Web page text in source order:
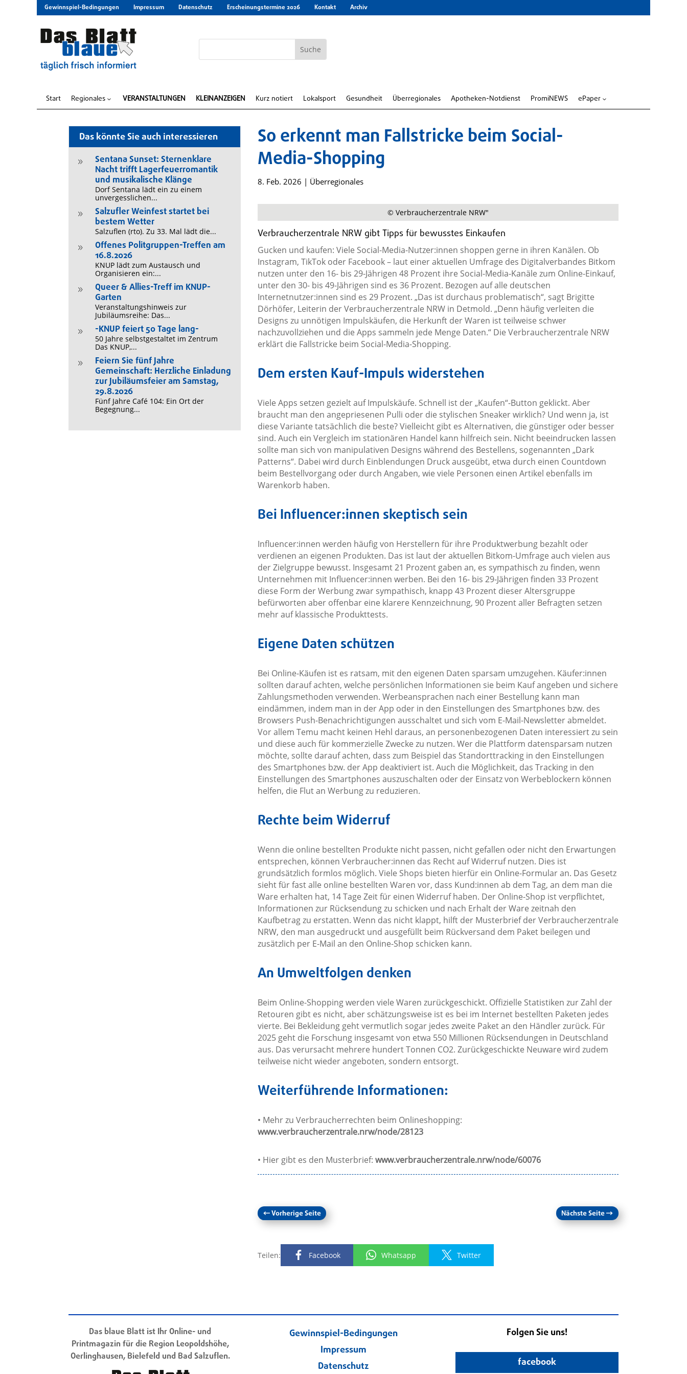
Gewinnspiel-Bedingungen Impressum Datenschutz Erscheinungstermine 2026 Kontakt Archiv
Start Regionales 3 VERANSTALTUNGEN KLEINANZEIGEN Kurz notiert Lokalsport Gesundheit Überregionales Apotheken-Notdienst PromiNEWS ePaper 3
Das könnte Sie auch interessieren
9
Sentana Sunset: Sternenklare
Nacht trifft Lagerfeuerromantik
und musikalische Klänge
Dorf Sentana lädt ein zu einem
unvergesslichen...
9
Salzufler Weinfest startet bei
bestem Wetter
Salzuflen (rto). Zu 33. Mal lädt die...
9
Offenes Politgruppen-Treffen am
16.8.2026
KNUP lädt zum Austausch und
Organisieren ein:...
9
Queer & Allies-Treff im KNUP-
Garten
Veranstaltungshinweis zur
Jubiläumsreihe: Das...
9 -KNUP feiert 50 Tage lang-
50 Jahre selbstgestaltet im Zentrum
Das KNUP,...
9
Feiern Sie fünf Jahre
Gemeinschaft: Herzliche Einladung
zur Jubiläumsfeier am Samstag,
29.8.2026
Fünf Jahre Café 104: Ein Ort der
Begegnung...
So erkennt man Fallstricke beim Social-
Media-Shopping
8. Feb. 2026 | Überregionales
© Verbraucherzentrale NRW"
Verbraucherzentrale NRW gibt Tipps für bewusstes Einkaufen
Gucken und kaufen: Viele Social-Media-Nutzer:innen shoppen gerne in ihren Kanälen. Ob
Instagram, TikTok oder Facebook – laut einer aktuellen Umfrage des Digitalverbandes Bitkom
nutzen unter den 16- bis 29-Jährigen 48 Prozent ihre Social-Media-Kanäle zum Online-Einkauf,
unter den 30- bis 49-Jährigen sind es 36 Prozent. Bezogen auf alle deutschen
Internetnutzer:innen sind es 29 Prozent. „Das ist durchaus problematisch“, sagt Brigitte
Dörhöfer, Leiterin der Verbraucherzentrale NRW in Detmold. „Denn häufig verleiten die
Designs zu unnötigen Impulskäufen, die Herkunft der Waren ist teilweise schwer
nachzuvollziehen und die Apps sammeln jede Menge Daten.“ Die Verbraucherzentrale NRW
erklärt die Fallstricke beim Social-Media-Shopping.
Dem ersten Kauf-Impuls widerstehen
Viele Apps setzen gezielt auf Impulskäufe. Schnell ist der „Kaufen“-Button geklickt. Aber
braucht man den angepriesenen Pulli oder die stylischen Sneaker wirklich? Und wenn ja, ist
diese Variante tatsächlich die beste? Vielleicht gibt es Alternativen, die günstiger oder besser
sind. Auch ein Vergleich im stationären Handel kann hilfreich sein. Nicht beeindrucken lassen
sollte man sich von manipulativen Designs während des Bestellens, sogenannten „Dark
Patterns“. Dabei wird durch Einblendungen Druck ausgeübt, etwa durch einen Countdown
beim Bestellvorgang oder durch Angaben, wie viele Personen einen Artikel ebenfalls im
Warenkorb haben.
Bei Influencer:innen skeptisch sein
Influencer:innen werden häufig von Herstellern für ihre Produktwerbung bezahlt oder
verdienen an eigenen Produkten. Das ist laut der aktuellen Bitkom-Umfrage auch vielen aus
der Zielgruppe bewusst. Insgesamt 21 Prozent gaben an, es sympathisch zu finden, wenn
Unternehmen mit Influencer:innen werben. Bei den 16- bis 29-Jährigen finden 33 Prozent
diese Form der Werbung zwar sympathisch, knapp 43 Prozent dieser Altersgruppe
befürworten aber offenbar eine klarere Kennzeichnung, 90 Prozent aller Befragten setzen
mehr auf klassische Produkttests.
Eigene Daten schützen
Bei Online-Käufen ist es ratsam, mit den eigenen Daten sparsam umzugehen. Käufer:innen
sollten darauf achten, welche persönlichen Informationen sie beim Kauf angeben und sichere
Zahlungsmethoden verwenden. Werbeansprachen nach einer Bestellung kann man
eindämmen, indem man in der App oder in den Einstellungen des Smartphones bzw. des
Browsers Push-Benachrichtigungen ausschaltet und sich vom E-Mail-Newsletter abmeldet.
Vor allem Temu macht keinen Hehl daraus, an personenbezogenen Daten interessiert zu sein
und diese auch für kommerzielle Zwecke zu nutzen. Wer die Plattform datensparsam nutzen
möchte, sollte darauf achten, dass zum Beispiel das Standorttracking in den Einstellungen
des Smartphones bzw. der App deaktiviert ist. Auch die Möglichkeit, das Tracking in den
Einstellungen des Smartphones auszuschalten oder der Einsatz von Werbeblockern können
helfen, die Flut an Werbung zu reduzieren.
Rechte beim Widerruf
Wenn die online bestellten Produkte nicht passen, nicht gefallen oder nicht den Erwartungen
entsprechen, können Verbraucher:innen das Recht auf Widerruf nutzen. Dies ist
grundsätzlich formlos möglich. Viele Shops bieten hierfür ein Online-Formular an. Das Gesetz
sieht für fast alle online bestellten Waren vor, dass Kund:innen ab dem Tag, an dem man die
Ware erhalten hat, 14 Tage Zeit für einen Widerruf haben. Der Online-Shop ist verpflichtet,
Informationen zur Rücksendung zu schicken und nach Erhalt der Ware zeitnah den
Kaufbetrag zu erstatten. Wenn das nicht klappt, hilft der Musterbrief der Verbraucherzentrale
NRW, den man ausgedruckt und ausgefüllt beim Rückversand dem Paket beilegen und
zusätzlich per E-Mail an den Online-Shop schicken kann.
An Umweltfolgen denken
Beim Online-Shopping werden viele Waren zurückgeschickt. Offizielle Statistiken zur Zahl der
Retouren gibt es nicht, aber schätzungsweise ist es bei im Internet bestellten Paketen jedes
vierte. Bei Bekleidung geht vermutlich sogar jedes zweite Paket an den Händler zurück. Für
2025 geht die Forschung insgesamt von etwa 550 Millionen Rücksendungen in Deutschland
aus. Das verursacht mehrere hundert Tonnen CO2. Zurückgeschickte Neuware wird zudem
teilweise nicht wieder angeboten, sondern entsorgt.
Weiterführende Informationen:
• Mehr zu Verbraucherrechten beim Onlineshopping:
www.verbraucherzentrale.nrw/node/28123
• Hier gibt es den Musterbrief: www.verbraucherzentrale.nrw/node/60076
←Vorherige Seite Nächste Seite→
Teilen: Facebook Whatsapp Twitter
Das blaue Blatt ist Ihr Online- und
Printmagazin für die Region Leopoldshöhe,
Oerlinghausen, Bielefeld und Bad Salzuflen.
Gewinnspiel-Bedingungen
Impressum
Datenschutz
Folgen Sie uns!
facebook